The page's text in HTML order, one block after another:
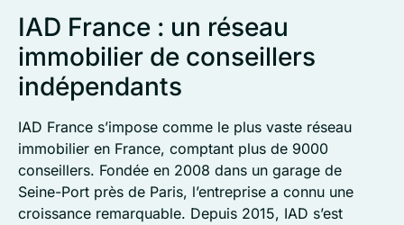
IAD France : un réseau
immobilier de conseillers
indépendants
IAD France s’impose comme le plus vaste réseau
immobilier en France, comptant plus de 9000
conseillers. Fondée en 2008 dans un garage de
Seine-Port près de Paris, l’entreprise a connu une
croissance remarquable. Depuis 2015, IAD s’est